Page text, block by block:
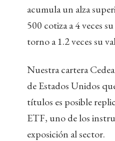
acumula un alza
500 cotiza a 4 veces
torno a 1.2 veces su
Nuestra cartera
de Estados Unidos
títulos es posible
ETF, uno de los
exposición al sector.